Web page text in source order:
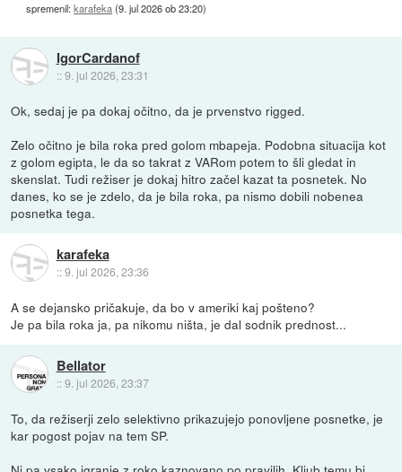
spremenil:karafeka(9. jul 2026 ob 23:20)
IgorCardanof
::9. jul 2026, 23:31
Ok, sedaj je pa dokaj očitno, da je prvenstvo rigged.
Zelo očitno je bila roka pred golom mbapeja. Podobna situacija kot
z golom egipta, le da so takrat z VARom potem to šli gledat in
skenslat. Tudi režiser je dokaj hitro začel kazat ta posnetek. No
danes, ko se je zdelo, da je bila roka, pa nismo dobili nobenea
posnetka tega.
karafeka
::9. jul 2026, 23:36
A se dejansko pričakuje, da bo v ameriki kaj pošteno?
Je pa bila roka ja, pa nikomu ništa, je dal sodnik prednost...
Bellator
::9. jul 2026, 23:37
To, da režiserji zelo selektivno prikazujejo ponovljene posnetke, je
kar pogost pojav na tem SP.